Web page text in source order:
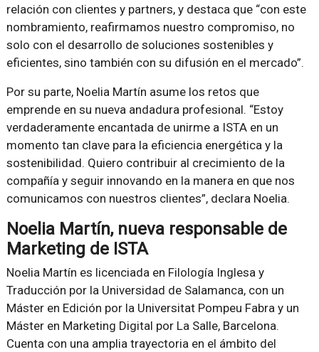
relación con clientes y partners, y destaca que “con este
nombramiento, reafirmamos nuestro compromiso, no
solo con el desarrollo de soluciones sostenibles y
eficientes, sino también con su difusión en el mercado”.
Por su parte, Noelia Martín asume los retos que
emprende en su nueva andadura profesional. “Estoy
verdaderamente encantada de unirme a ISTA en un
momento tan clave para la eficiencia energética y la
sostenibilidad. Quiero contribuir al crecimiento de la
compañía y seguir innovando en la manera en que nos
comunicamos con nuestros clientes”, declara Noelia.
Noelia Martín, nueva responsable de
Marketing de ISTA
Noelia Martín es licenciada en Filología Inglesa y
Traducción por la Universidad de Salamanca, con un
Máster en Edición por la Universitat Pompeu Fabra y un
Máster en Marketing Digital por La Salle, Barcelona.
Cuenta con una amplia trayectoria en el ámbito del